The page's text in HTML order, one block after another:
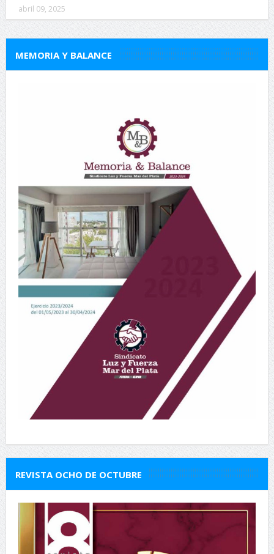
abril 09, 2025
MEMORIA Y BALANCE
REVISTA OCHO DE OCTUBRE